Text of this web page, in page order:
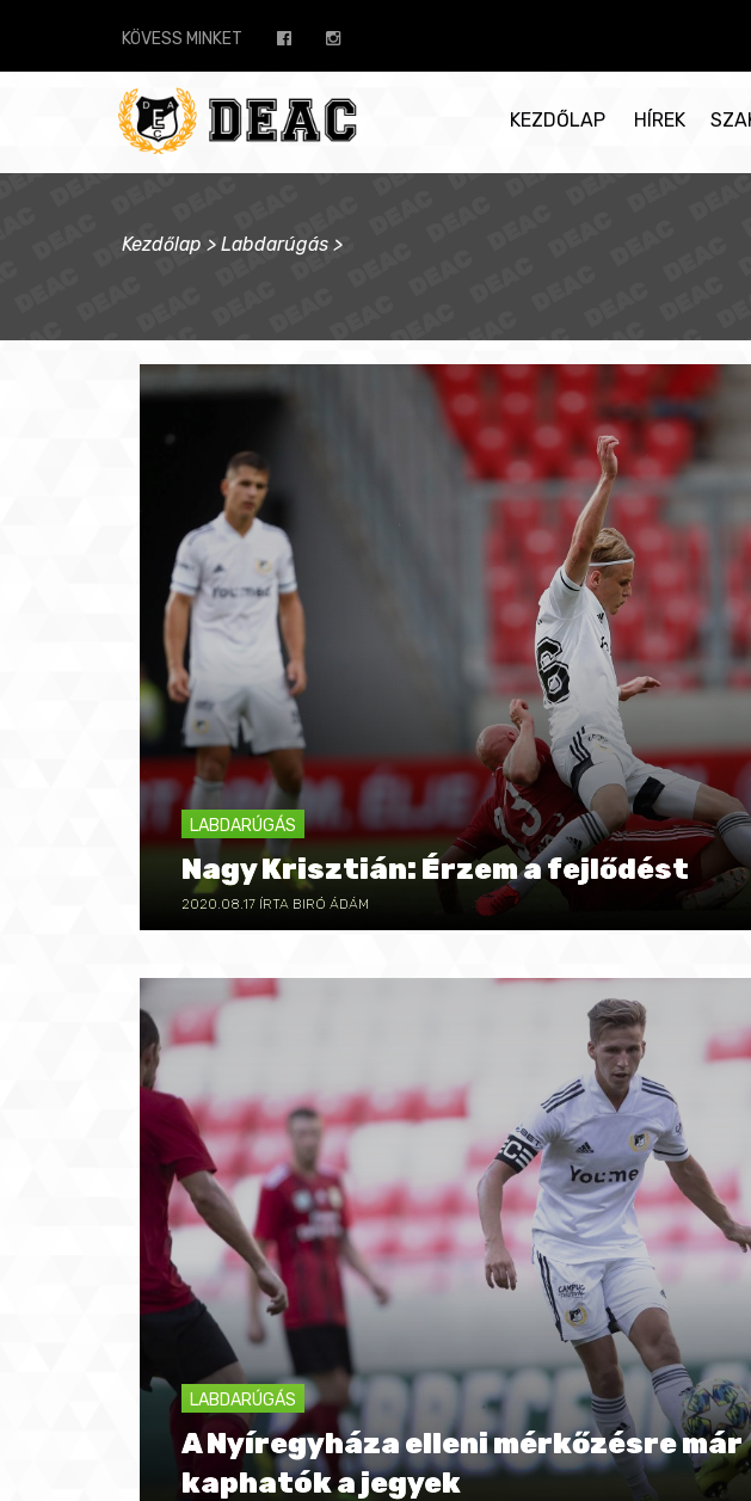
KÖVESS MINKET
KEZDŐLAP HÍREK
Kezdőlap > Labdarúgás >
LABDARÚGÁS
Nagy Krisztián: Érzem a fejlődést
2020.08.17 ÍRTA BIRÓ ÁDÁM
LABDARÚGÁS
A Nyíregyháza elleni mérkőzésre már
kaphatók a jegyek